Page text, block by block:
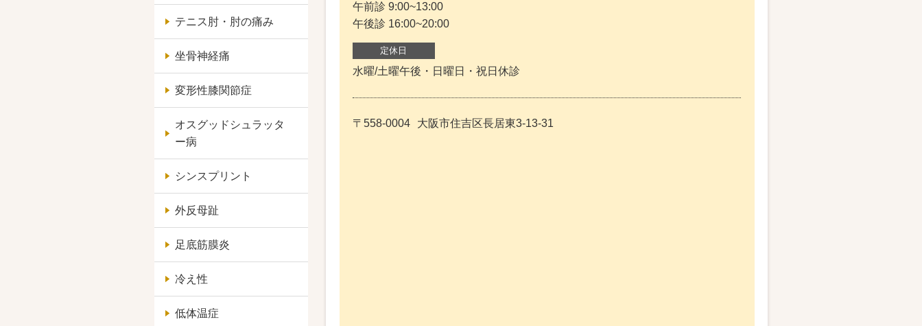
午前診 9:00~13:00
午後診 16:00~20:00
定休日
水曜/土曜午後・日曜日・祝日休診
〒558-0004 大阪市住吉区長居東3-13-31
テニス肘・肘の痛み
坐骨神経痛
変形性膝関節症
オスグッドシュラッタ
ー病
シンスプリント
外反母趾
足底筋膜炎
冷え性
低体温症